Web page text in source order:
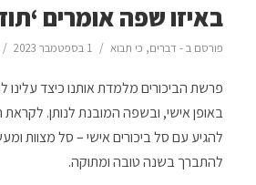
באיזו שפה אומרים
פורסם ב - דברים, כי תבוא 1 בספטמבר 2023
פרשת הביכורים מלמדת אותנו כיצד עלינו
באופן אישי, ובשפה המובנת לנותן.
להגיע עם סל ביכורים אישי – סל מצוות
להתברך בשנה טובה ומתוקה.